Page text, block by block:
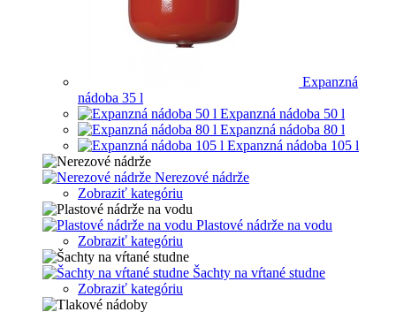
Expanzná
nádoba 35 l
Expanzná nádoba 50 l
Expanzná nádoba 80 l
Expanzná nádoba 105 l
Nerezové nádrže
Zobraziť kategóriu
Plastové nádrže na vodu
Zobraziť kategóriu
Šachty na vŕtané studne
Zobraziť kategóriu